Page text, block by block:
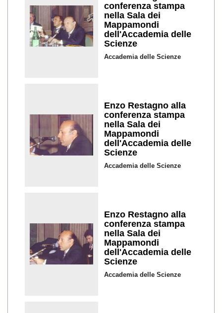
conferenza stampa
nella Sala dei
Mappamondi
dell'Accademia delle
Scienze
Accademia delle Scienze
Enzo Restagno alla
conferenza stampa
nella Sala dei
Mappamondi
dell'Accademia delle
Scienze
Accademia delle Scienze
Enzo Restagno alla
conferenza stampa
nella Sala dei
Mappamondi
dell'Accademia delle
Scienze
Accademia delle Scienze